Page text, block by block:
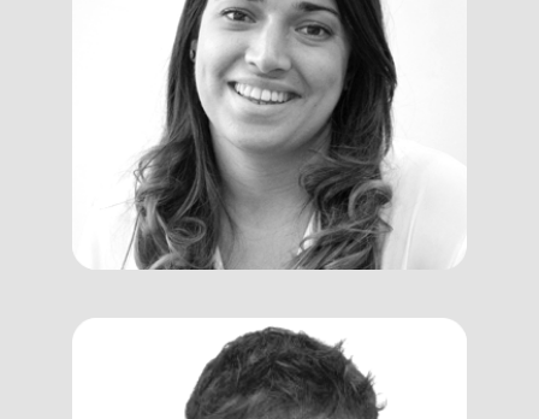
Francesca
Moschini
Designer, Facilitator